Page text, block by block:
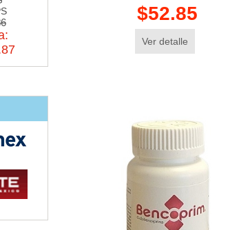
$52.85
Ver detalle